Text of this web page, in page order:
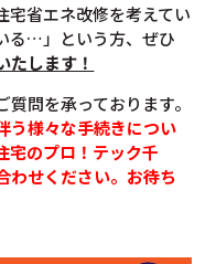
宅省エネ改修を考えてい
る…」という方、ぜひ
たします！
問を承っております。
う様々な手続きについ
宅のプロ！テック千
わせください。お待ち